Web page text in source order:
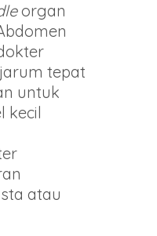
organ
tepat
untuk
kecil
atau